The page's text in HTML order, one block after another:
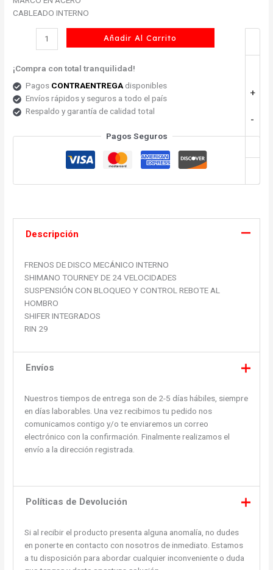
CABLEADO INTERNO
-
+
Añadir Al Carrito
¡Compra con total tranquilidad!
Pagos CONTRAENTREGAdisponibles
Envíos rápidos y seguros a todo el país
Respaldo y garantía de calidad total
Pagos Seguros
Descripción
FRENOS DE DISCO MECÁNICO INTERNO
SHIMANO TOURNEY DE 24 VELOCIDADES
SUSPENSIÓN CON BLOQUEO Y CONTROL REBOTE AL
HOMBRO
SHIFER INTEGRADOS
RIN 29
Envíos
Nuestros tiempos de entrega son de 2-5 días hábiles, siempre
en días laborables. Una vez recibimos tu pedido nos
comunicamos contigo y/o te enviaremos un correo
electrónico con la confirmación. Finalmente realizamos el
envío a la dirección registrada.
Políticas de Devolución
Si al recibir el producto presenta alguna anomalía, no dudes
en ponerte en contacto con nosotros de inmediato. Estamos
a tu disposición para abordar cualquier inconveniente o duda